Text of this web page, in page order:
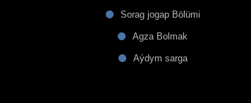
Sorag jogap Bölümi
Agza Bolmak
Aýdym sarga